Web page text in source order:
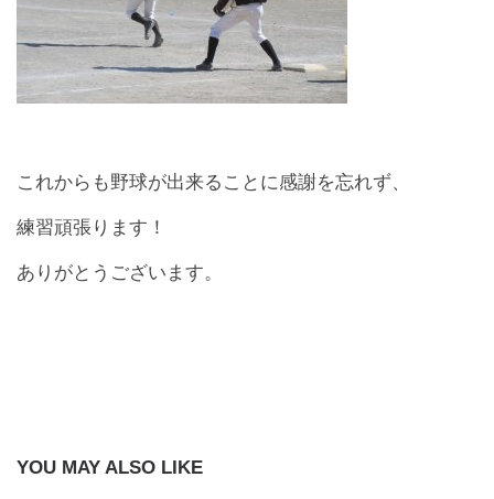
これからも野球が出来ることに感謝を忘れず、
練習頑張ります！
ありがとうございます。
YOU MAY ALSO LIKE